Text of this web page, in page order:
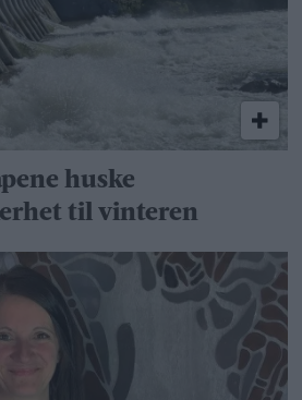
huske
til vinteren